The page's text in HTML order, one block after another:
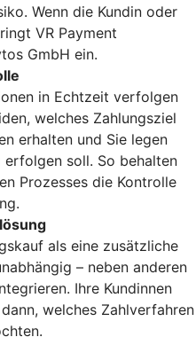
Wenn die Kundin oder
VR Payment
GmbH ein.
in Echtzeit verfolgen
welches Zahlungsziel
erhalten und Sie legen
erfolgen soll. So behalten
Prozesses die Kontrolle
als eine zusätzliche
– neben anderen
Ihre Kundinnen
welches Zahlverfahren